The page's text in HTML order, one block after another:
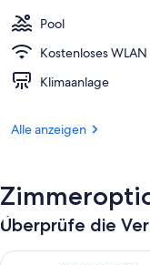
Pool
Kostenloses WLAN
Klimaanlage
Alle anzeigen
Überprüfe die
Überprüfe die